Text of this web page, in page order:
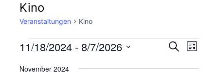
Kino
Veranstaltungen Kino
Veranstaltungen SucheListe
11/18/2024 - 8/7/2026
wählen.
November 2024